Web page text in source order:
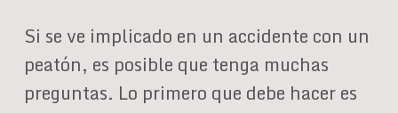
Si se ve implicado en un accidente con un
peatón, es posible que tenga muchas
preguntas. Lo primero que debe hacer es